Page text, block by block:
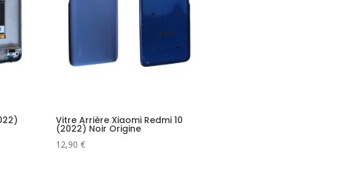
Vitre Arrière Xiaomi Redmi 10
(2022) Noir Origine
12,90 €